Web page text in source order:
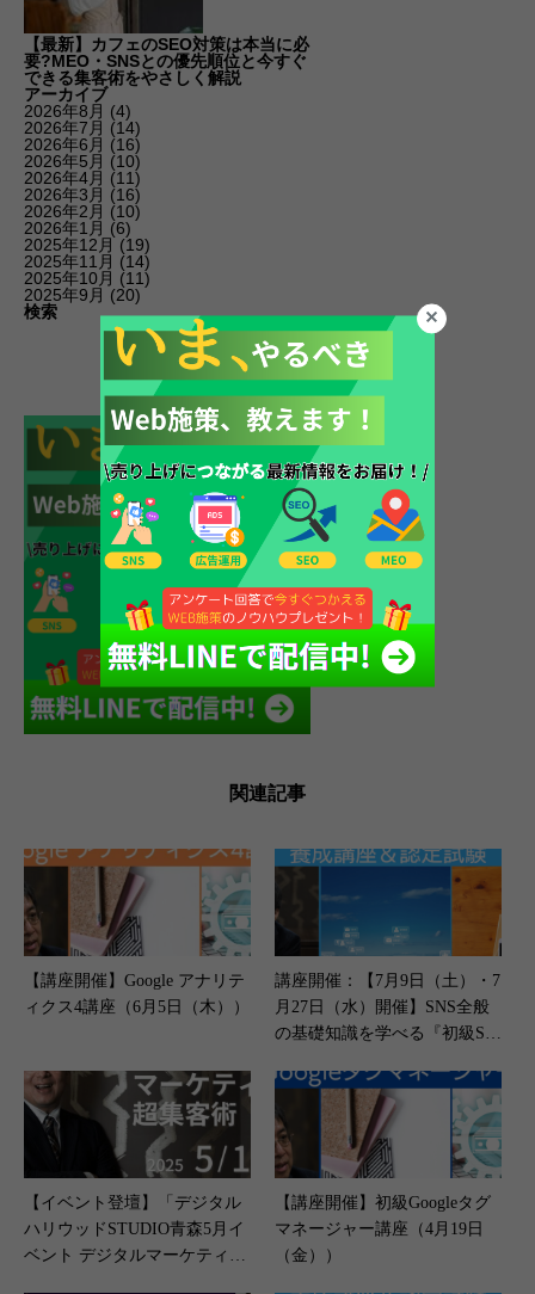
【最新】カフェのSEO対策は本当に必
要?MEO・SNSとの優先順位と今すぐ
できる集客術をやさしく解説
アーカイブ
2026年8月 (4)
2026年7月 (14)
2026年6月 (16)
2026年5月 (10)
2026年4月 (11)
2026年3月 (16)
2026年2月 (10)
2026年1月 (6)
2025年12月 (19)
2025年11月 (14)
2025年10月 (11)
2025年9月 (20)
検索
関連記事
【講座開催】Google アナリテ
ィクス4講座（6月5日（木））
講座開催：【7月9日（土）・7
月27日（水）開催】SNS全般
の基礎知識を学べる『初級SN
【イベント登壇】「デジタル
ハリウッドSTUDIO青森5月イ
ベント デジタルマーケティン
【講座開催】初級Googleタグ
マネージャー講座（4月19日
（金））